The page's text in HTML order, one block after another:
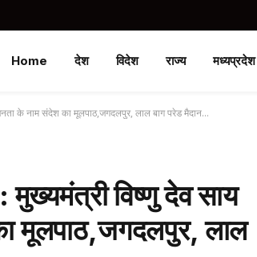
Home देश विदेश राज्य मध्यप्रदेश
के नाम संदेश का मूलपाठ,जगदलपुर, लाल बाग परेड मैदान…
विष्णु देव साय
मूलपाठ,जगदलपुर, लाल